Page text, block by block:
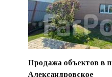
Продажа объектов в
Александровское